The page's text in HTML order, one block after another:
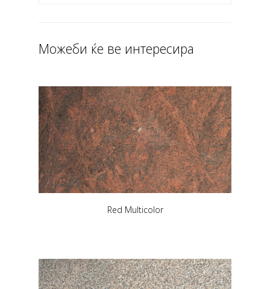
Можеби ќе ве интересира
Red Multicolor